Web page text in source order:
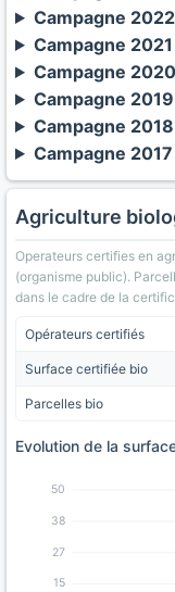
Campagne
Campagne
Campagne
Campagne
Campagne
Campagne
Agriculture
Operateurs certifies en
(organisme public).
dans le cadre de la
Opérateurs certifiés
Surface certifiée bio
Parcelles bio
Evolution de la
15
27
38
50